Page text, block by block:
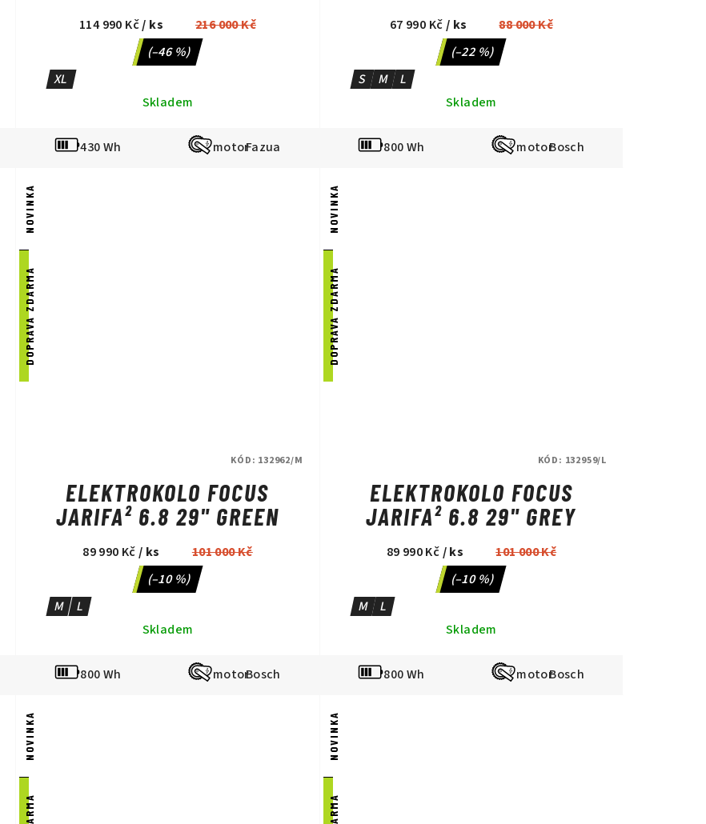
114 990 Kč/ ks
216 000 Kč
(–46 %)
XL
Skladem
430 Wh Fazua
67 990 Kč/ ks
88 000 Kč
(–22 %)
S
M
L
Skladem
800 Wh Bosch
NOVINKA
DOPRAVA ZDARMA
ELEKTROKOLO FOCUS
JARIFA² 6.8 29" GREEN
89 990 Kč/ ks
101 000 Kč
(–10 %)
M
L
Skladem
KÓD: 132962/M
800 Wh Bosch
NOVINKA
DOPRAVA ZDARMA
ELEKTROKOLO FOCUS
JARIFA² 6.8 29" GREY
89 990 Kč/ ks
101 000 Kč
(–10 %)
M
L
Skladem
KÓD: 132959/L
800 Wh Bosch
NOVINKA NOVINKA